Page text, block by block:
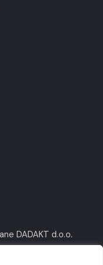
DADAKT d.o.o.